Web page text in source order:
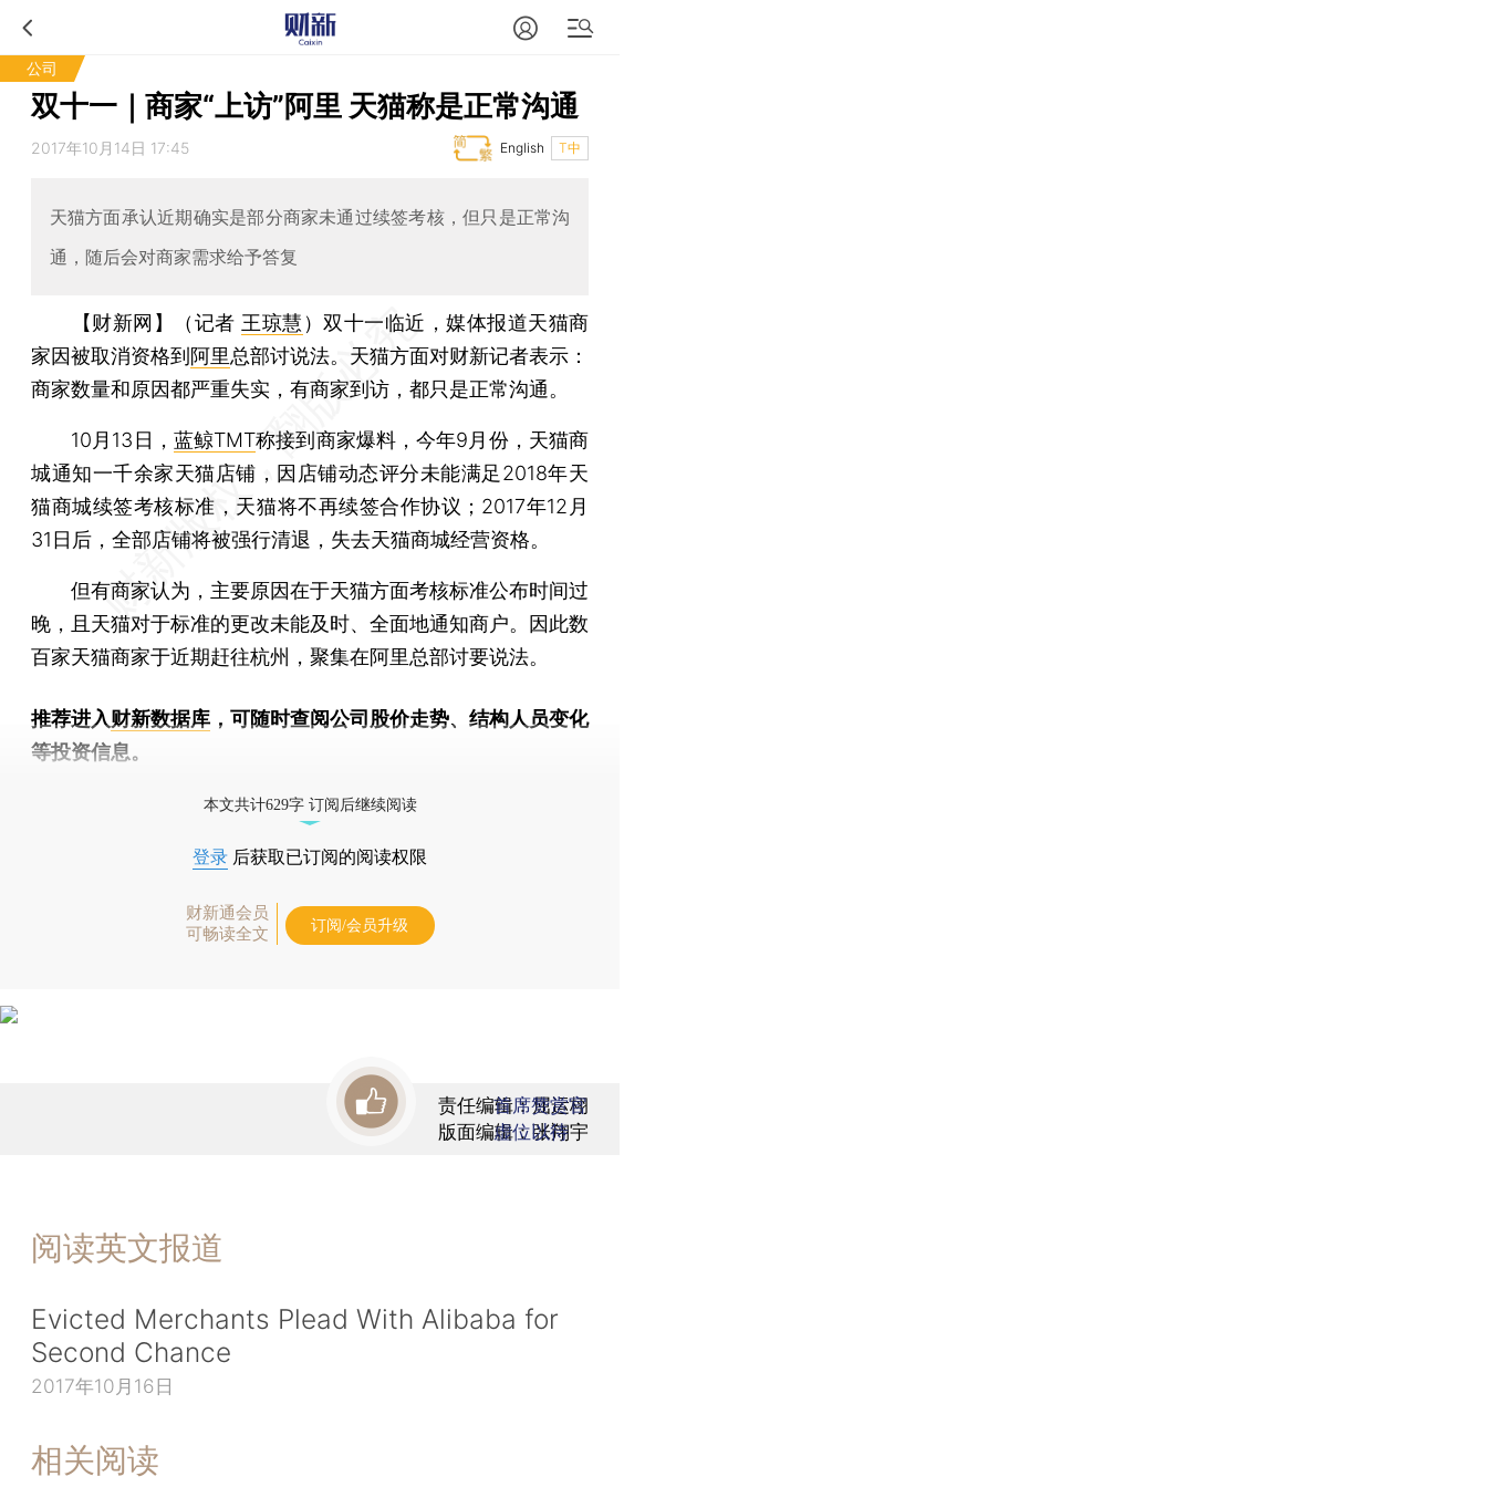
公司
双十一｜商家“上访”阿里 天猫称是正常沟通
2017年10月14日 17:45 T中
English
天猫方面承认近期确实是部分商家未通过续签考核，但只是正常沟
通，随后会对商家需求给予答复
【财新网】（记者 王琼慧 ）双十一临近，媒体报道天猫商
家因被取消资格到阿里总部讨说法。天猫方面对财新记者表示：
商家数量和原因都严重失实，有商家到访，都只是正常沟通。
10月13日， 蓝鲸TMT称接到商家爆料，今年9月份，天猫商
城通知一千余家天猫店铺，因店铺动态评分未能满足2018年天
猫商城续签考核标准，天猫将不再续签合作协议；2017年12月
31日后，全部店铺将被强行清退，失去天猫商城经营资格。
但有商家认为，主要原因在于天猫方面考核标准公布时间过
晚，且天猫对于标准的更改未能及时、全面地通知商户。因此数
百家天猫商家于近期赶往杭州，聚集在阿里总部讨要说法。
推荐进入财新数据库 ，可随时查阅公司股价走势、结构人员变化
等投资信息。
本文共计629字 订阅后继续阅读
登录 后获取已订阅的阅读权限
财新通会员
可畅读全文
订阅/会员升级
责任编辑：屈运栩
版面编辑：张翔宇
首席赞赏官
虚位以待
阅读英文报道
Evicted Merchants Plead With Alibaba for
Second Chance
2017年10月16日
相关阅读